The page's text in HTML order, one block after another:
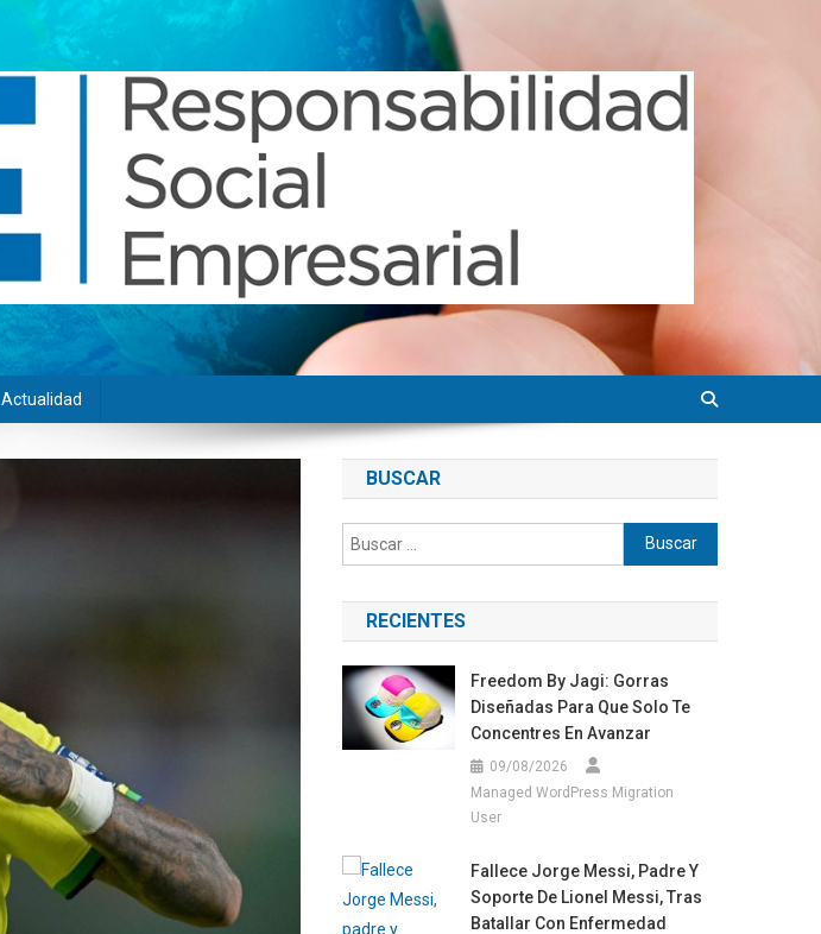
Actualidad
BUSCAR
Buscar:
RECIENTES
Freedom By Jagi: Gorras
Diseñadas Para Que Solo Te
Concentres En Avanzar
09/08/2026
Managed WordPress Migration
User
Fallece Jorge Messi, Padre Y
Soporte De Lionel Messi, Tras
Batallar Con Enfermedad